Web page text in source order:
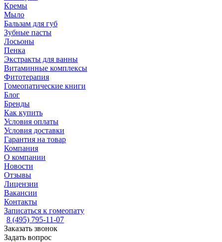
Кремы
Мыло
Бальзам для губ
Зубные пасты
Лосьоны
Пенка
Экстракты для ванны
Витаминные комплексы
Фитотерапия
Гомеопатические книги
Блог
Бренды
Как купить
Условия оплаты
Условия доставки
Гарантия на товар
Компания
О компании
Новости
Отзывы
Лицензии
Вакансии
Контакты
Записаться к гомеопату
8 (495) 795-11-07
Заказать звонок
Задать вопрос